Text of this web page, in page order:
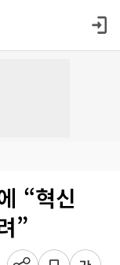
“혁신
”